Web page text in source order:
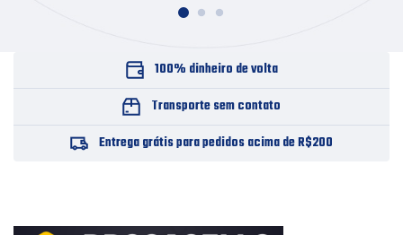
100% dinheiro de volta
Transporte sem contato
Entrega grátis para pedidos acima de R$200